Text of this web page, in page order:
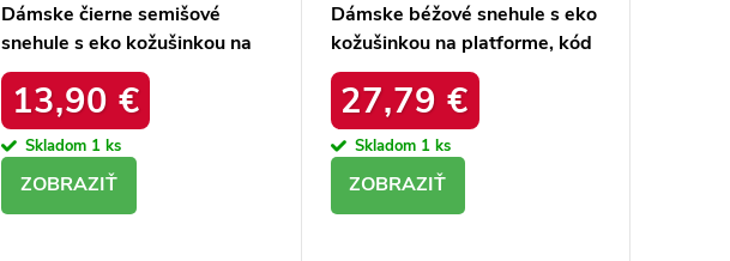
Dámske čierne semišové
snehule s eko kožušinkou na
zimu, kód produktu 20213-
4A BLACK
13,90 €
Skladom 1 ks
Dámske béžové snehule s eko
kožušinkou na platforme, kód
produktu MM274380 BEŻ
27,79 €
Skladom 1 ks